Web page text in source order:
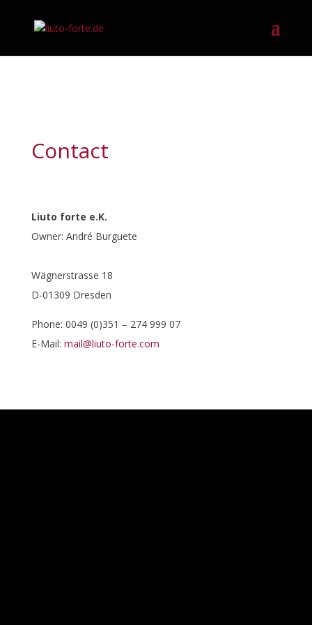
Contact
Liuto forte e.K.
Owner: André Burguete
Wägnerstrasse 18
D-01309 Dresden
Phone: 0049 (0)351 – 274 999 07
E-Mail: mail@liuto-forte.com